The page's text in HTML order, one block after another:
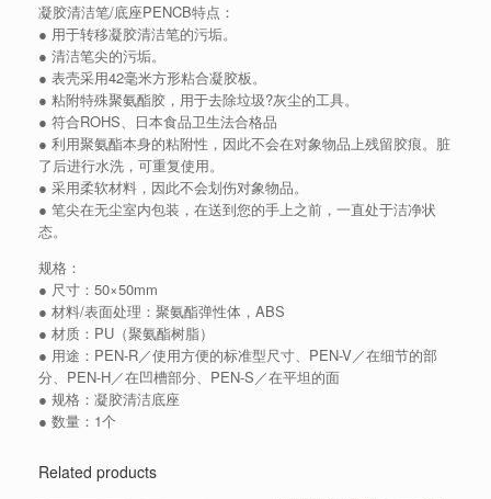
凝胶清洁笔/底座PENCB特点：
● 用于转移凝胶清洁笔的污垢。
● 清洁笔尖的污垢。
● 表壳采用42毫米方形粘合凝胶板。
● 粘附特殊聚氨酯胶，用于去除垃圾?灰尘的工具。
● 符合ROHS、日本食品卫生法合格品
● 利用聚氨酯本身的粘附性，因此不会在对象物品上残留胶痕。脏
了后进行水洗，可重复使用。
● 采用柔软材料，因此不会划伤对象物品。
● 笔尖在无尘室内包装，在送到您的手上之前，一直处于洁净状
态。
规格：
● 尺寸：50×50mm
● 材料/表面处理：聚氨酯弹性体，ABS
● 材质：PU（聚氨酯树脂）
● 用途：PEN-R／使用方便的标准型尺寸、PEN-V／在细节的部
分、PEN-H／在凹槽部分、PEN-S／在平坦的面
● 规格：凝胶清洁底座
● 数量：1个
Related products